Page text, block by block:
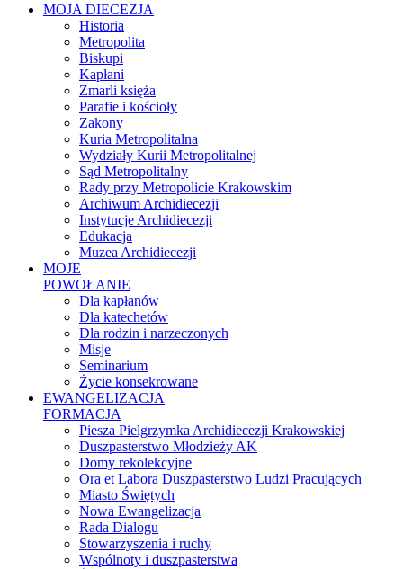
MOJA DIECEZJA
Historia
Metropolita
Biskupi
Kapłani
Zmarli księża
Parafie i kościoły
Zakony
Kuria Metropolitalna
Wydziały Kurii Metropolitalnej
Sąd Metropolitalny
Rady przy Metropolicie Krakowskim
Archiwum Archidiecezji
Instytucje Archidiecezji
Edukacja
Muzea Archidiecezji
MOJE
POWOŁANIE
Dla kapłanów
Dla katechetów
Dla rodzin i narzeczonych
Misje
Seminarium
Życie konsekrowane
EWANGELIZACJA
FORMACJA
Piesza Pielgrzymka Archidiecezji Krakowskiej
Duszpasterstwo Młodzieży AK
Domy rekolekcyjne
Ora et Labora Duszpasterstwo Ludzi Pracujących
Miasto Świętych
Nowa Ewangelizacja
Rada Dialogu
Stowarzyszenia i ruchy
Wspólnoty i duszpasterstwa